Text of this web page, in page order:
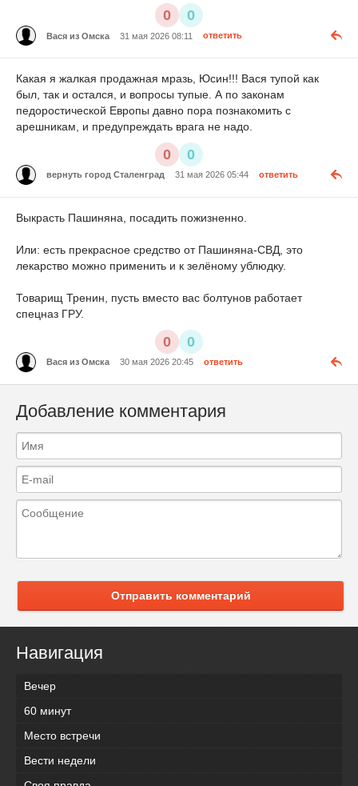
0 0
Вася из Омска 31 мая 2026 08:11 ответить
Какая я жалкая продажная мразь, Юсин!!! Вася тупой как
был, так и остался, и вопросы тупые. А по законам
педоростической Европы давно пора познакомить с
арешникам, и предупреждать врага не надо.
0 0
вернуть город Сталенград 31 мая 2026 05:44 ответить
Выкрасть Пашиняна, посадить пожизненно.
Или: есть прекрасное средство от Пашиняна-СВД, это
лекарство можно применить и к зелёному ублюдку.
Товарищ Тренин, пусть вместо вас болтунов работает
спецназ ГРУ.
0 0
Вася из Омска 30 мая 2026 20:45 ответить
Добавление комментария
Отправить комментарий
Навигация
Вечер
60 минут
Место встречи
Вести недели